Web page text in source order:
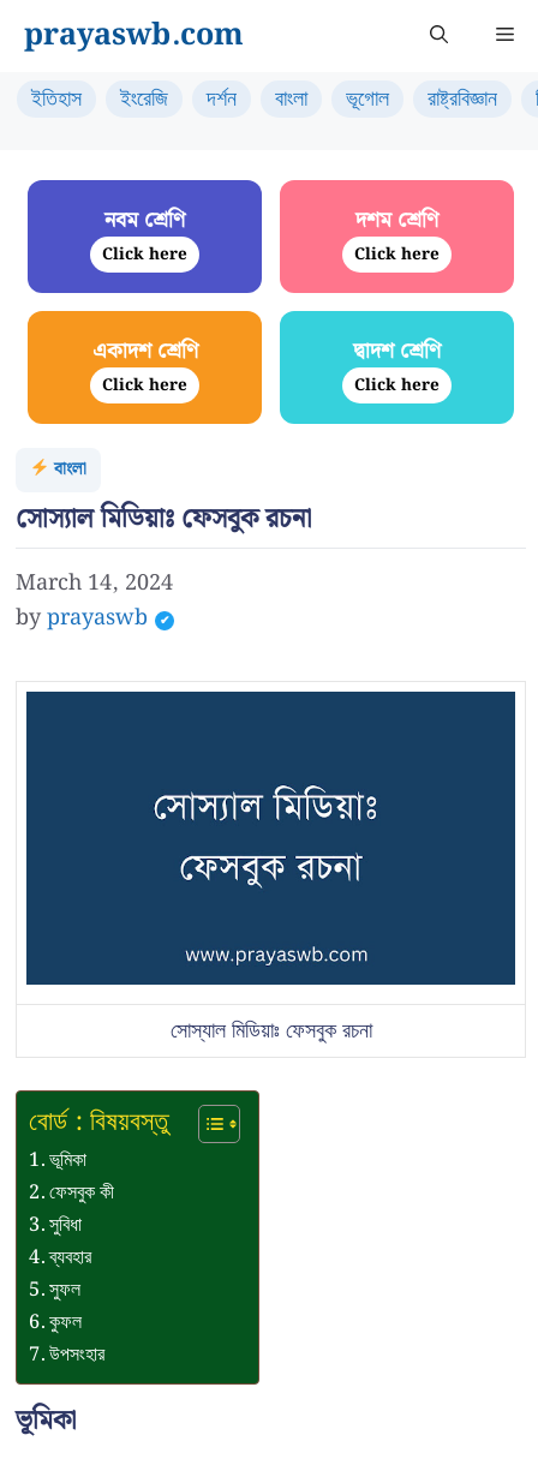
content
prayaswb.com
ইতিহাস ইংরেজি দর্শন বাংলা ভূগোল রাষ্ট্রবিজ্ঞান
নবম শ্রেণি
Click here
দশম শ্রেণি
Click here
একাদশ শ্রেণি
Click here
দ্বাদশ শ্রেণি
Click here
বাংলা
সোস্যাল মিডিয়াঃ ফেসবুক রচনা
March 14, 2024
byprayaswb
সোস্যাল মিডিয়াঃ ফেসবুক রচনা
বোর্ড : বিষয়বস্তু
ভূমিকা
ফেসবুক কী
সুবিধা
ব্যবহার
সুফল
কুফল
উপসংহার
ভূমিকা